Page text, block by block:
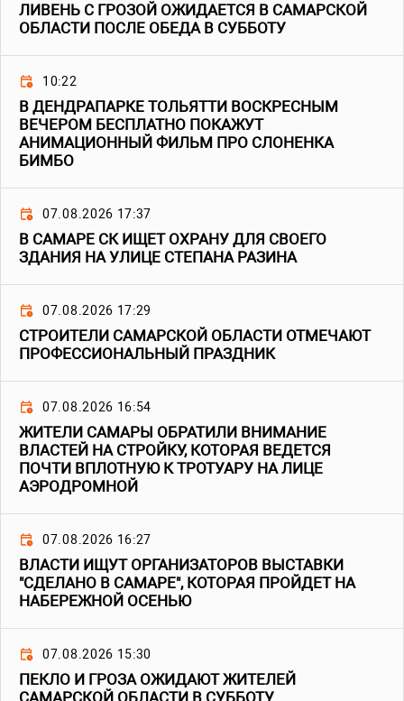
ЛИВЕНЬ С ГРОЗОЙ ОЖИДАЕТСЯ В САМАРСКОЙ
ОБЛАСТИ ПОСЛЕ ОБЕДА В СУББОТУ
10:22
В ДЕНДРАПАРКЕ ТОЛЬЯТТИ ВОСКРЕСНЫМ
ВЕЧЕРОМ БЕСПЛАТНО ПОКАЖУТ
АНИМАЦИОННЫЙ ФИЛЬМ ПРО СЛОНЕНКА
БИМБО
07.08.2026 17:37
В САМАРЕ СК ИЩЕТ ОХРАНУ ДЛЯ СВОЕГО
ЗДАНИЯ НА УЛИЦЕ СТЕПАНА РАЗИНА
07.08.2026 17:29
СТРОИТЕЛИ САМАРСКОЙ ОБЛАСТИ ОТМЕЧАЮТ
ПРОФЕССИОНАЛЬНЫЙ ПРАЗДНИК
07.08.2026 16:54
ЖИТЕЛИ САМАРЫ ОБРАТИЛИ ВНИМАНИЕ
ВЛАСТЕЙ НА СТРОЙКУ, КОТОРАЯ ВЕДЕТСЯ
ПОЧТИ ВПЛОТНУЮ К ТРОТУАРУ НА ЛИЦЕ
АЭРОДРОМНОЙ
07.08.2026 16:27
ВЛАСТИ ИЩУТ ОРГАНИЗАТОРОВ ВЫСТАВКИ
"СДЕЛАНО В САМАРЕ", КОТОРАЯ ПРОЙДЕТ НА
НАБЕРЕЖНОЙ ОСЕНЬЮ
07.08.2026 15:30
ПЕКЛО И ГРОЗА ОЖИДАЮТ ЖИТЕЛЕЙ
САМАРСКОЙ ОБЛАСТИ В СУББОТУ